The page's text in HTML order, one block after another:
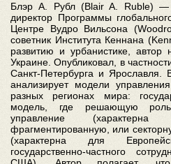
Блэр А. Рубл (Blair A. Ruble) —
директор Программы
Центре Вудро Вильсона
советник Института Кеннана
развитию и урбанистике, автор
Украине. Опубликовал, в
Санкт-Петербурга и Ярославля.
анализирует модели
разных регионах мира:
модель, где решающую роль
управление
фрагментированную, или
(характерна для
государственно-частного